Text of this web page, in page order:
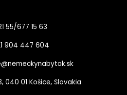
55/677 15 63
904 447 604​
040 01 Košice, Slovakia